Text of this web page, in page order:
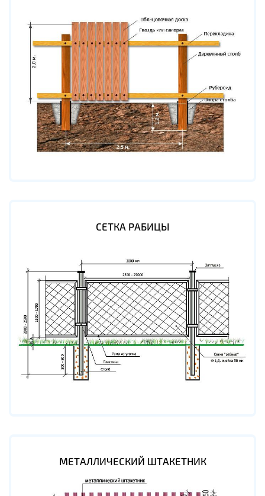
СЕТКА РАБИЦЫ
МЕТАЛЛИЧЕСКИЙ ШТАКЕТНИК